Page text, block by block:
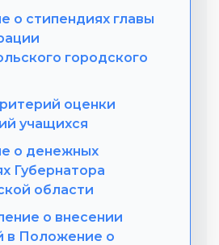
о стипендиях главы
городского
оценки
учащихся
о денежных
Губернатора
области
о внесении
в Положение о